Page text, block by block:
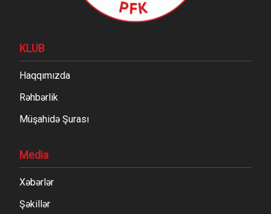
KLUB
Haqqımızda
Rəhbərlik
Müşahidə Şurası
Media
Xəbərlər
Şəkillər